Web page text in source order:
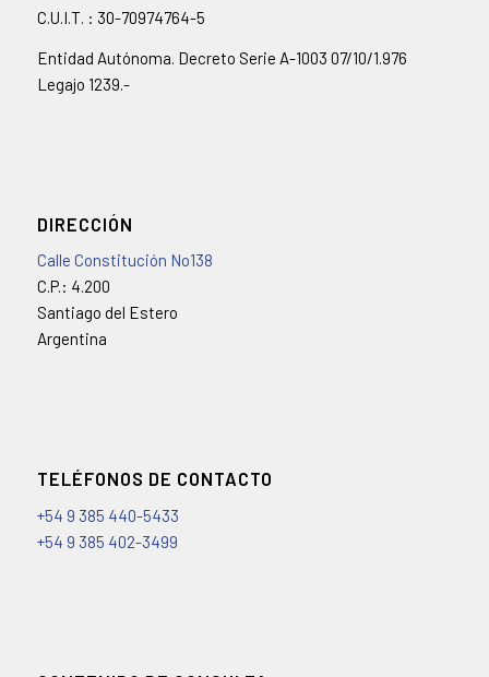
C.U.I.T. : 30-70974764-5
Entidad Autónoma. Decreto Serie A-1003 07/10/1.976
Legajo 1239.-
DIRECCIÓN
Calle Constitución No138
C.P.: 4.200
Santiago del Estero
Argentina
TELÉFONOS DE CONTACTO
+54 9 385 440-5433
+54 9 385 402-3499